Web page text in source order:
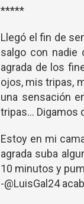
*****
Llegó el fin de
salgo con nadie
agrada de los
ojos, mis tripas,
una sensación
tripas... Digamos
Estoy en mi
agrada suba
10 minutos y
-@LuisGal24